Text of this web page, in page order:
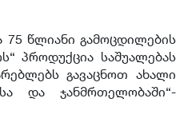
75 წლიანი გამოცდილების
პროდუქცია საშუალებას
გავაცნოთ ახალი
და ჯანმრთელობაში“-